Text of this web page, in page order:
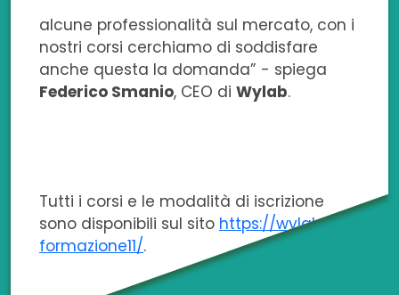
alcune professionalità sul mercato, con i
nostri corsi cerchiamo di soddisfare
anche questa la domanda” - spiega
Federico Smanio, CEO di Wylab.
Tutti i corsi e le modalità di iscrizione
sono disponibili sul sito https://wylab.net/
formazione11/.